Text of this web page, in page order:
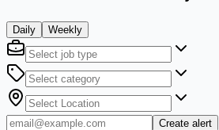
Daily Weekly
Create alert